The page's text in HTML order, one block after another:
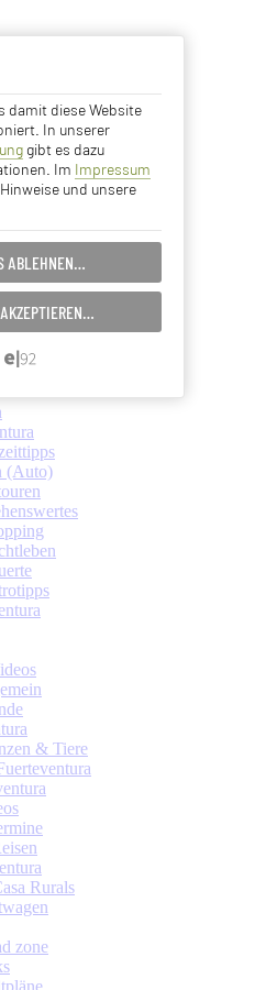
damit diese Website
In unserer
gibt es dazu
Im Impressum
und unsere
ABLEHNEN…
Essentielle Cookies
Analyse Cookies
SPEICHERN…
+ Klima
auf Fuerte
Kultur
Bus, Fähre)
auf Fuerte
Fuerte
(Auto)
& Tiere
Rurals
zone